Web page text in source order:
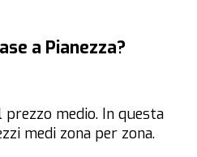
a Pianezza?
medio. In questa
medi zona per zona.